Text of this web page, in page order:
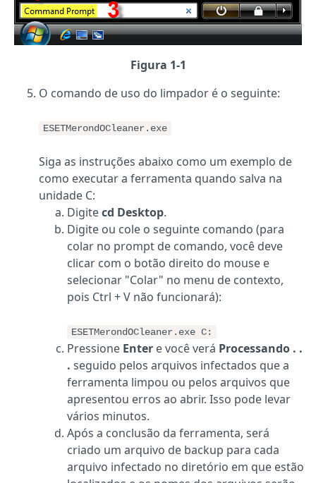
Figura 1-1
O comando de uso do limpador é o seguinte:
ESETMerondOCleaner.exe
Siga as instruções abaixo como um exemplo de
como executar a ferramenta quando salva na
unidade C:
Digitecd Desktop.
Digite ou cole o seguinte comando (para
colar no prompt de comando, você deve
clicar com o botão direito do mouse e
selecionar "Colar" no menu de contexto,
pois Ctrl + V não funcionará):
ESETMerondOCleaner.exe C:
Pressione Enter e você verá Processando . .
. seguido pelos arquivos infectados que a
ferramenta limpou ou pelos arquivos que
apresentou erros ao abrir. Isso pode levar
vários minutos.
Após a conclusão da ferramenta, será
criado um arquivo de backup para cada
arquivo infectado no diretório em que estão